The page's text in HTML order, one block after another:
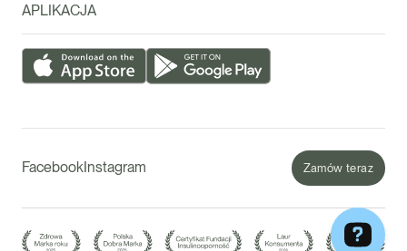
APLIKACJA
FacebookInstagram Zamów teraz